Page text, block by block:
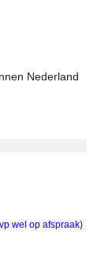
Nederland
wel op afspraak)